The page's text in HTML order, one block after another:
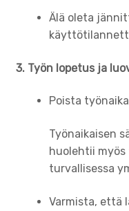
Älä oleta
3. Työn lopetus ja
Poista
Työnaikaisen
huolehtii
turvallisessa
Varmista, että